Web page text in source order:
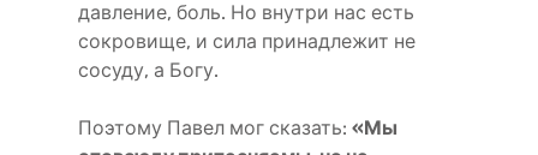
давление, боль. Но внутри нас есть
сокровище, и сила принадлежит не
сосуду, а Богу.
Поэтому Павел мог сказать: «Мы